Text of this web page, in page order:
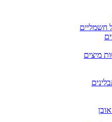
חשמליים
מיצים